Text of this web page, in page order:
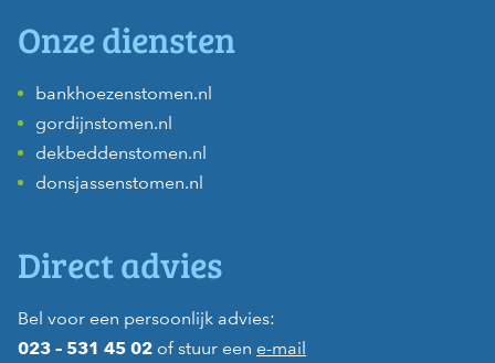
Onze diensten
bankhoezenstomen.nl
gordijnstomen.nl
dekbeddenstomen.nl
donsjassenstomen.nl
Direct advies
Bel voor een persoonlijk advies:
023 – 531 45 02 of stuur een e-mail